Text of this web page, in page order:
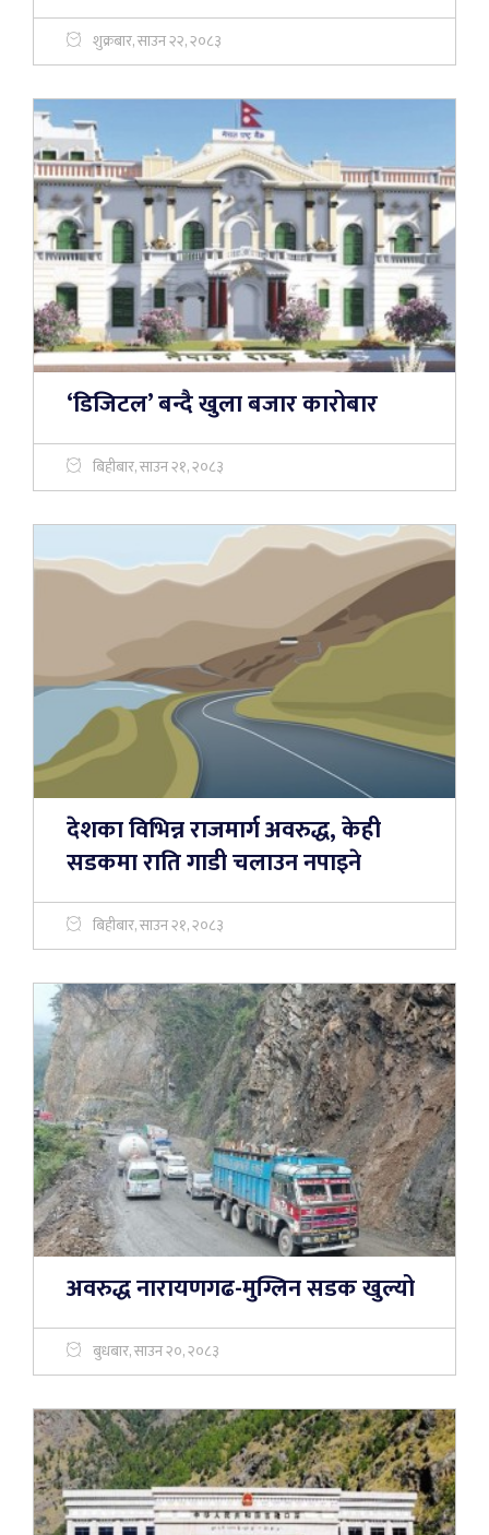
शुक्रबार, साउन २२, २०८३
‘डिजिटल’ बन्दै खुला बजार कारोबार
बिहीबार, साउन २१, २०८३
देशका विभिन्न राजमार्ग अवरुद्ध, केही
सडकमा राति गाडी चलाउन नपाइने
बिहीबार, साउन २१, २०८३
अवरुद्ध नारायणगढ-मुग्लिन सडक खुल्यो
बुधबार, साउन २०, २०८३